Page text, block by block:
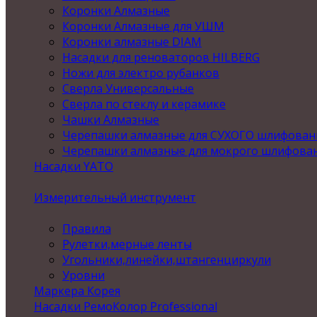
Коронки Алмазные
Коронки Алмазные для УШМ
Коронки алмазные DIAM
Насадки для реноваторов HILBERG
Ножи для электро рубанков
Сверла Универсальные
Сверла по стеклу и керамике
Чашки Алмазные
Черепашки алмазные для СУХОГО
Черепашки алмазные для мокрого
Насадки YATO
Измерительный инструмент
Правила
Рулетки,мерные ленты
Угольники,линейки,штангенциркули
Уровни
Маркера Корея
Насадки РемоКолор Professional